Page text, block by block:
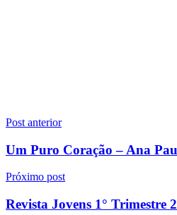
Navegação
de
Post anterior
Um Puro Coração – Ana
Próximo post
Revista Jovens 1° Trimestre